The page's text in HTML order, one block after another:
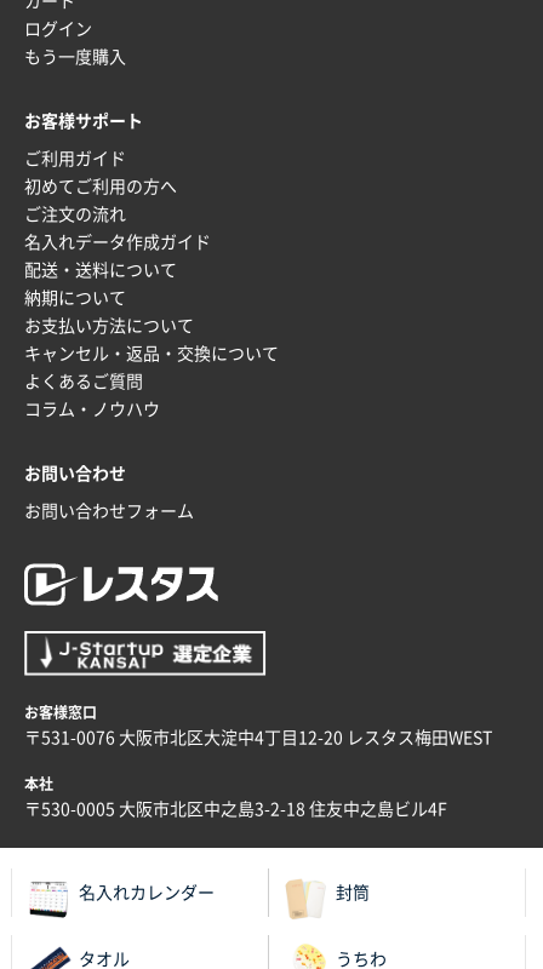
神奈川県S社様
2025年12月16日 10:39
短納期対応が素晴らしい
富山県O社様
uni ジェットストリーム 07
2025年12月09日 14:04
安い、早い
埼玉県G社様
ラミネート紙袋 規格L4サイズ(B4対応)
2025年12月04日 17:34
兵庫県のお客様
2025年12月02日 23:00
ロゴが入れられること
大阪府E社様
2025年11月28日 15:13
他部署のスタッフからの指示
兵庫県S社様
以前発注しているので、データが残っている点が良か
ログイン
もう一度購入
お客様サポート
ご利用ガイド
初めてご利用の方へ
ご注文の流れ
名入れデータ作成ガイド
配送・送料について
納期について
お支払い方法について
キャンセル・返品・交換について
よくあるご質問
コラム・ノウハウ
お問い合わせ
お問い合わせフォーム
お客様窓口
〒531-0076 大阪市北区大淀中4丁目12-20 レスタス梅田WEST
本社
〒530-0005 大阪市北区中之島3-2-18 住友中之島ビル4F
名入れカレンダー 封筒
タオル うちわ